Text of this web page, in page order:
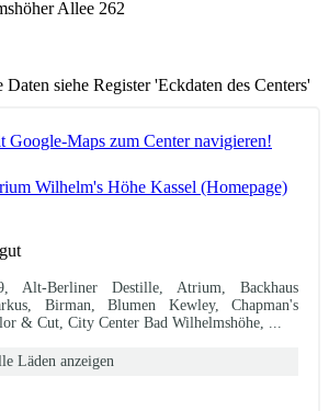
Allee 262
Daten siehe Register 'Eckdaten des Centers'
Google-Maps zum Center navigieren!
Wilhelm's Höhe Kassel (Homepage)
Alt-Berliner Destille, Atrium, Backhaus
Birman, Blumen Kewley, Chapman's
& Cut, City Center Bad Wilhelmshöhe, ...
Läden anzeigen